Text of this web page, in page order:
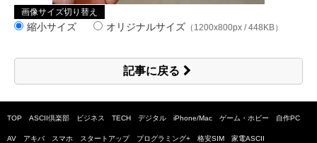
画像サイズ切り替え
縮小サイズ オリジナルサイズ （1200x800px / 448KB）
記事に戻る
TOP ASCII倶楽部 ビジネス TECH デジタル iPhone/Mac ゲーム・ホビー 自作PC
AV アキバ スマホ スタートアップ プログラミング+ 格安SIM 家電ASCII